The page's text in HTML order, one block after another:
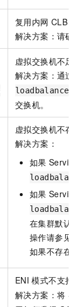
复用内网 CLB
解决方案：请确
虚拟交换机不足
解决方案：通过
loadbalancer-
交换机。
虚拟交换机不存
解决方案：
如果 Service
如果 Service
在集群默认
操作请参见
如果不存在
ENI 模式不支持
解决方案：将